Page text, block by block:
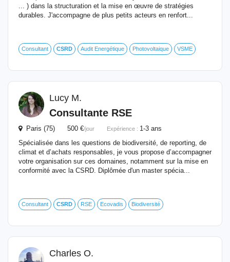
... ) dans la structuration et la mise en œuvre de stratégies
durables. J'accompagne de plus petits acteurs en renfort...
Consultant CSRD Audit Energétique Photovoltaique VSME
Lucy M.
Consultante RSE
Paris (75) 500 €/jour Expérience : 1-3 ans
Spécialisée dans les questions de biodiversité, de reporting, de
climat et d’achats responsables, je vous propose d’accompagner
votre organisation sur ces domaines, notamment sur la mise en
conformité avec la CSRD. Diplômée d'un master spécia...
Consultant CSRD RSE Ecovadis Biodiversité
Charles O.